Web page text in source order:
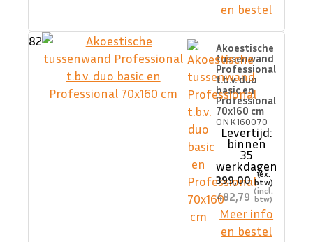
en bestel
82
Akoestische
tussenwand
Professional
t.b.v. duo
basic en
Professional
70x160 cm
ONK160070
Levertijd:
binnen
35
werkdagen
399,00
482,79
Meer info
en bestel